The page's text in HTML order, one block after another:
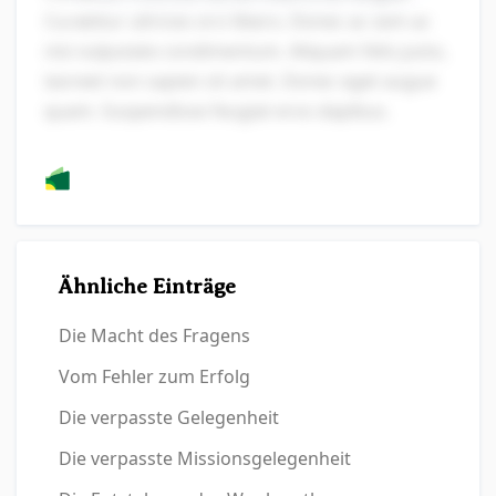
Ähnliche Einträge
Die Macht des Fragens
Vom Fehler zum Erfolg
Die verpasste Gelegenheit
Die verpasste Missionsgelegenheit